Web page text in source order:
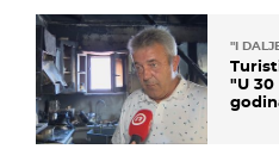
"I
"U